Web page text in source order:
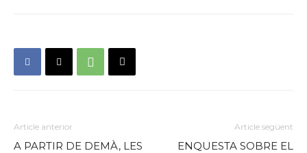
Article anterior
A PARTIR DE DEMÀ, LES
Article següent
ENQUESTA SOBRE EL